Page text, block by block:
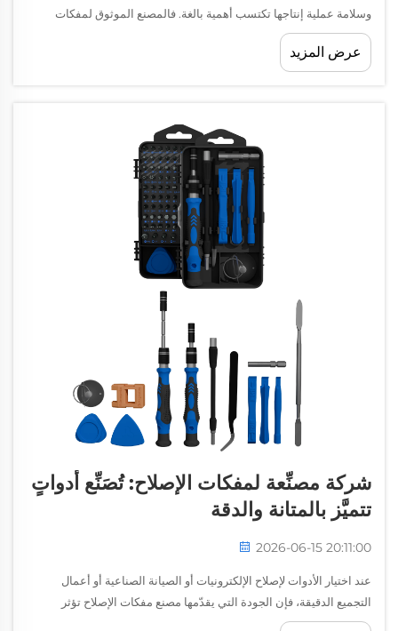
وسلامة عملية إنتاجها تكتسب أهمية بالغة. فالمصنع الموثوق لمفكات
الإصلاح لا يكتفي بتجميع القطع وإرسال المنتجات فحسب، بل يعمل ضمن...
عرض المزيد
شركة مصنِّعة لمفكات الإصلاح: تُصَنِّع أدواتٍ
تتميَّز بالمتانة والدقة
2026-06-15 20:11:00
عند اختيار الأدوات لإصلاح الإلكترونيات أو الصيانة الصناعية أو أعمال
التجميع الدقيقة، فإن الجودة التي يقدّمها مصنع مفكات الإصلاح تؤثر
مباشرةً في كفاءة التشغيل وطول عمر الأداة. ويقوم مصنع مفكات